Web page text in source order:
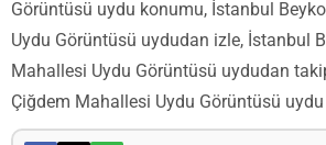
Görüntüsü uydu konumu, İstanbul
Uydu Görüntüsü uydudan izle, İstanbul
Mahallesi Uydu Görüntüsü uydudan
Çiğdem Mahallesi Uydu Görüntüsü uydu